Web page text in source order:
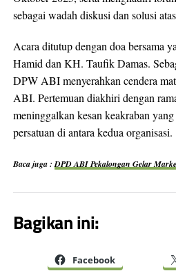
sebagai wadah diskusi dan solusi
Acara ditutup dengan doa bersama
Hamid dan KH. Taufik Damas.
DPW ABI menyerahkan cendera
ABI. Pertemuan diakhiri dengan
meninggalkan kesan keakraban
persatuan di antara kedua organisasi.
Baca juga :DPD ABI Pekalongan Gelar
Bagikan ini:
Facebook